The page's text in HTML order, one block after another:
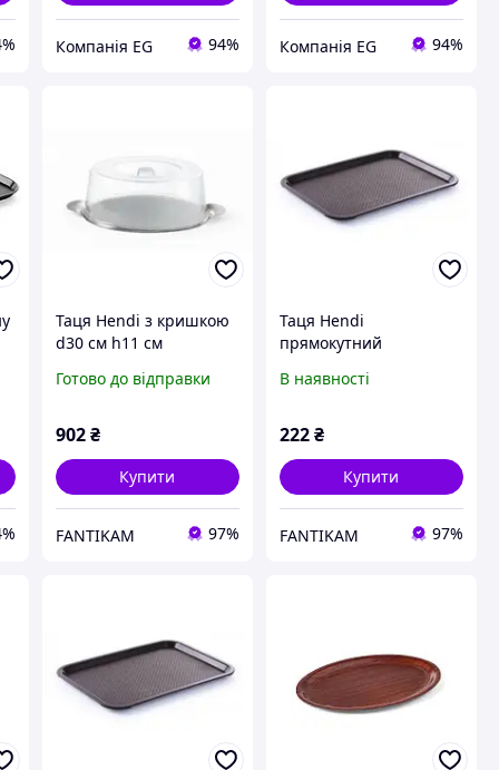
Компанія EG 94% Компанія EG 94%
Таця Hendi з кришкою
d30 см h11 см
швидкою доставкою по
Готово до відправки
902 ₴
Купити
FANTIKAM 97%
Таця Hendi
прямокутний
пластик (878941) з
Україні
В наявності
222₴
Купити
FANTIKAM 97%